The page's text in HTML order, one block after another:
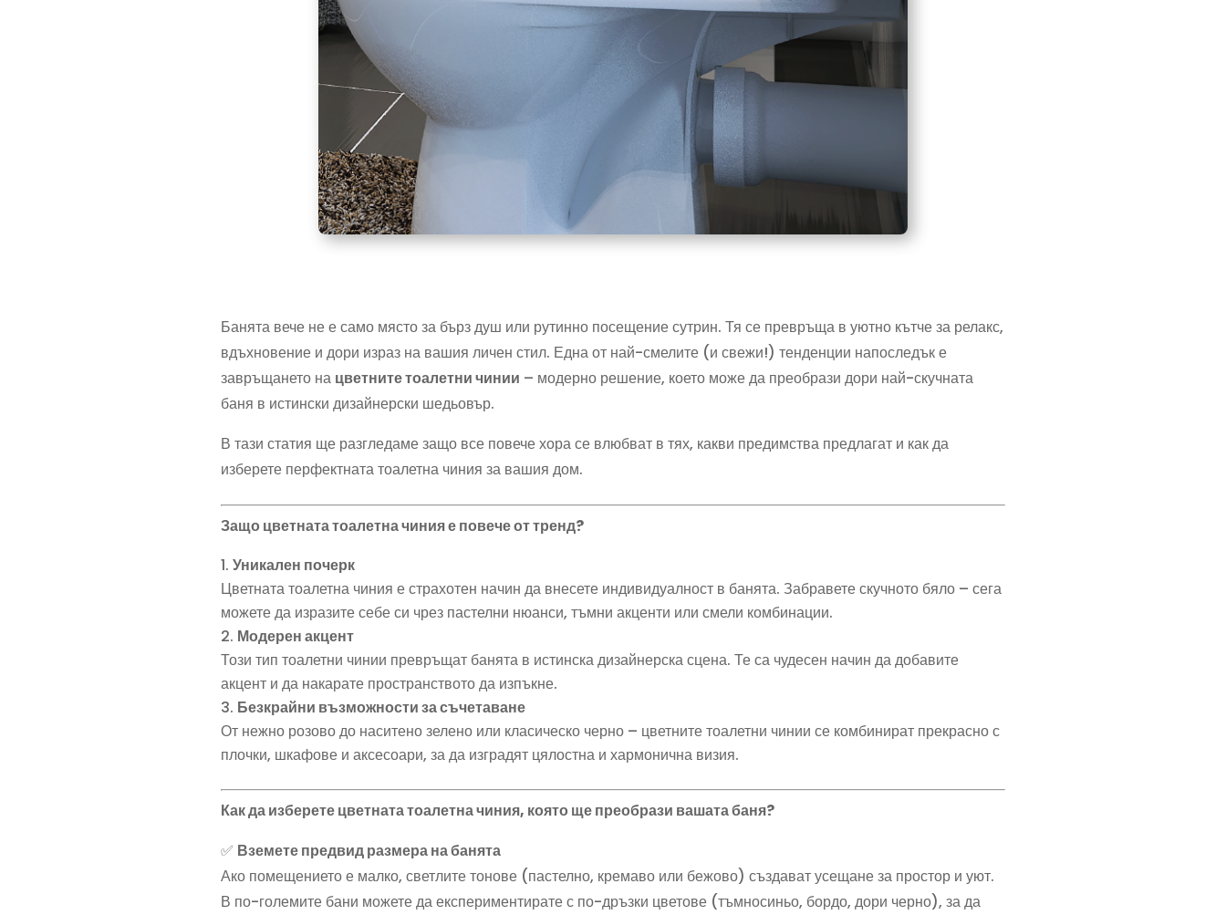
Банята вече не е само място за бърз душ или рутинно посещение сутрин. Тя се превръща в уютно кътче за релакс,
вдъхновение и дори израз на вашия личен стил. Една от най-смелите (и свежи!) тенденции напоследък е
завръщането на цветните тоалетни чинии – модерно решение, което може да преобрази дори най-скучната
баня в истински дизайнерски шедьовър.
В тази статия ще разгледаме защо все повече хора се влюбват в тях, какви предимства предлагат и как да
изберете перфектната тоалетна чиния за вашия дом.
Защо цветната тоалетна чиния е повече от тренд?
Уникален почерк
Цветната тоалетна чиния е страхотен начин да внесете индивидуалност в банята. Забравете скучното бяло – сега
можете да изразите себе си чрез пастелни нюанси, тъмни акценти или смели комбинации.
Модерен акцент
Този тип тоалетни чинии превръщат банята в истинска дизайнерска сцена. Те са чудесен начин да добавите
акцент и да накарате пространството да изпъкне.
Безкрайни възможности за съчетаване
От нежно розово до наситено зелено или класическо черно – цветните тоалетни чинии се комбинират прекрасно с
плочки, шкафове и аксесоари, за да изградят цялостна и хармонична визия.
Как да изберете цветната тоалетна чиния, която ще преобрази вашата баня?
✅ Вземете предвид размера на банята
Ако помещението е малко, светлите тонове (пастелно, кремаво или бежово) създават усещане за простор и уют.
В по-големите бани можете да експериментирате с по-дръзки цветове (тъмносиньо, бордо, дори черно), за да